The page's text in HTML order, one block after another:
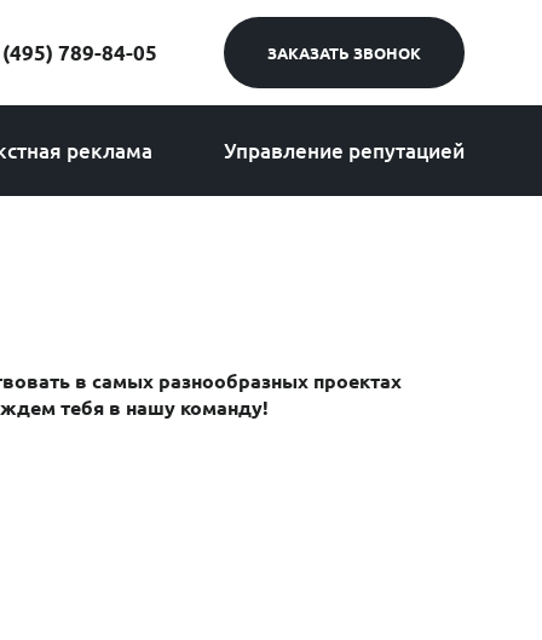
789-84-05 ЗАКАЗАТЬ ЗВОНОК
реклама Управление репутацией
в самых разнообразных проектах
тебя в нашу команду!